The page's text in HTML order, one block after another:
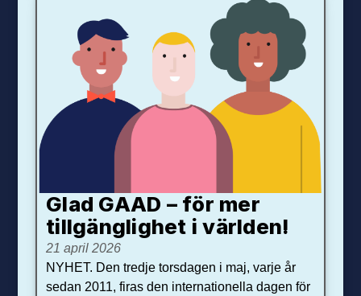
Glad GAAD – för mer
tillgänglighet i världen!
21 april 2026
NYHET. Den tredje torsdagen i maj, varje år
sedan 2011, firas den internationella dagen för